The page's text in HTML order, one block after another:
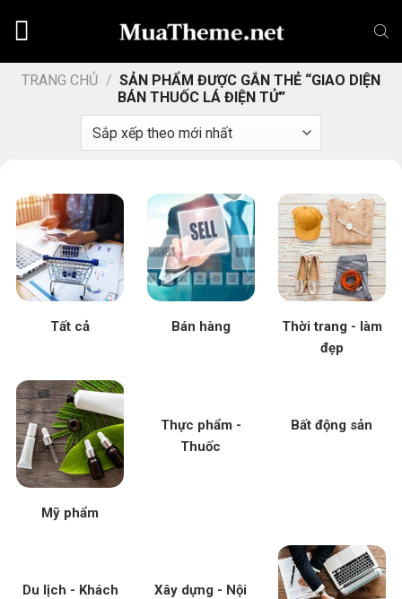
dungTRANG CHỦ / SẢN PHẨM ĐƯỢC GẮN THẺ “GIAO DIỆN
BÁN THUỐC LÁ ĐIỆN TỬ”
Tất cả Bán hàng
Thời trang - làm
đẹp
Mỹ phẩm
Thực phẩm -
Thuốc
Bất động sản
Du lịch - Khách
Xây dựng - Nội